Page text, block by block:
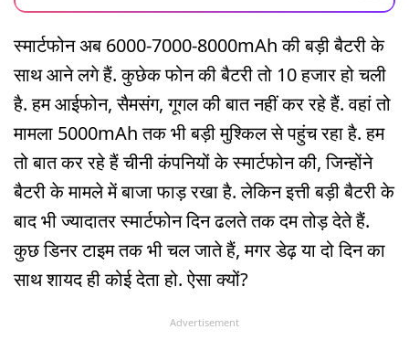
स्मार्टफोन अब 6000-7000-8000mAh की बड़ी बैटरी के
साथ आने लगे हैं. कुछेक फोन की बैटरी तो 10 हजार हो चली
है. हम आईफोन, सैमसंग, गूगल की बात नहीं कर रहे हैं. वहां तो
मामला 5000mAh तक भी बड़ी मुश्किल से पहुंच रहा है. हम
तो बात कर रहे हैं चीनी कंपनियों के स्मार्टफोन की, जिन्होंने
बैटरी के मामले में बाजा फाड़ रखा है. लेकिन इत्ती बड़ी बैटरी के
बाद भी ज्यादातर स्मार्टफोन दिन ढलते तक दम तोड़ देते हैं.
कुछ डिनर टाइम तक भी चल जाते हैं, मगर डेढ़ या दो दिन का
साथ शायद ही कोई देता हो. ऐसा क्यों?
Advertisement